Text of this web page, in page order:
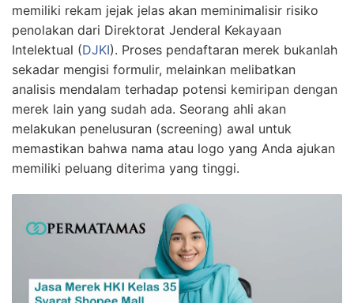
memiliki rekam jejak jelas akan meminimalisir risiko
penolakan dari Direktorat Jenderal Kekayaan
Intelektual (DJKI). Proses pendaftaran merek bukanlah
sekadar mengisi formulir, melainkan melibatkan
analisis mendalam terhadap potensi kemiripan dengan
merek lain yang sudah ada. Seorang ahli akan
melakukan penelusuran (screening) awal untuk
memastikan bahwa nama atau logo yang Anda ajukan
memiliki peluang diterima yang tinggi.